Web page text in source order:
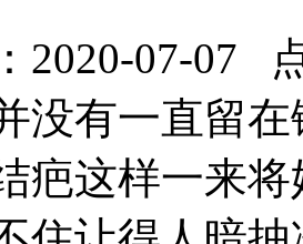
2020-07-07
没有一直留
疤这样一来